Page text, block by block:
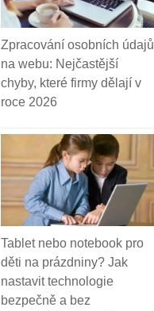
Zpracování osobních údajů
na webu: Nejčastější
chyby, které firmy dělají v
roce 2026
Tablet nebo notebook pro
děti na prázdniny? Jak
nastavit technologie
bezpečně a bez